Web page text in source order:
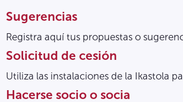
Sugerencias
Registra aquí tus propuestas o
Solicitud de cesión
Utiliza las instalaciones de la Ikastola
Hacerse socio o socia